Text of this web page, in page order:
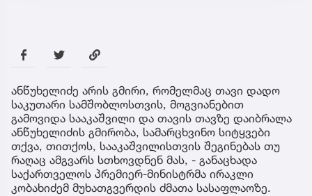
ანწუხელიძე არის გმირი, რომელმაც თავი დადო
საკუთარი სამშობლოსთვის, მოგვიანებით
გამოვიდა სააკაშვილი და თავის თავზე დაიბრალა
ანწუხელიძის გმირობა, სამარცხვინო სიტყვები
თქვა, თითქოს, სააკაშვილისთვის შეგინებას თუ
რაღაც ამგვარს სთხოვდნენ მას, - განაცხადა
საქართველოს პრემიერ-მინისტრმა ირაკლი
კობახიძემ მუხათგვერდის ძმათა სასაფლაოზე.